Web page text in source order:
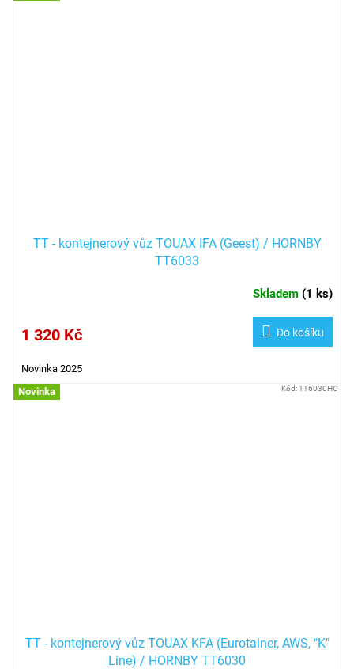
TT - kontejnerový vůz TOUAX IFA (Geest) / HORNBY
TT6033
Skladem (1 ks)
1 320 Kč Do košíku
Novinka 2025
Novinka
TT - kontejnerový vůz TOUAX KFA (Eurotainer, AWS, "K"
Line) / HORNBY TT6030
Kód:TT6030HO